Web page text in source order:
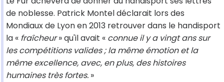
de noblesse. Patrick Montel déclarait lors des
Mondiaux de Lyon en 2013 retrouver dans le handisport
la « fraîcheur» qu'il avait « connue il y a vingt ans sur
les compétitions valides ; la même émotion et la
même excellence, avec, en plus, des histoires
humaines très fortes. »